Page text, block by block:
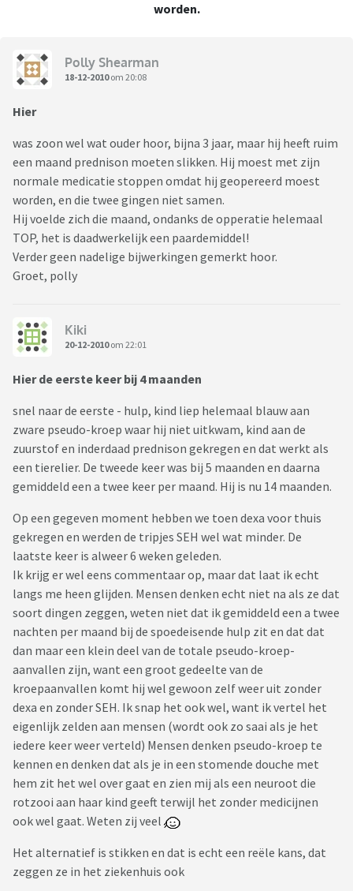
worden.
Polly Shearman
18-12-2010om 20:08
Hier
was zoon wel wat ouder hoor, bijna 3 jaar, maar hij heeft ruim
een maand prednison moeten slikken. Hij moest met zijn
normale medicatie stoppen omdat hij geopereerd moest
worden, en die twee gingen niet samen.
Hij voelde zich die maand, ondanks de opperatie helemaal
TOP, het is daadwerkelijk een paardemiddel!
Verder geen nadelige bijwerkingen gemerkt hoor.
Groet, polly
Kiki
20-12-2010om 22:01
Hier de eerste keer bij 4 maanden
snel naar de eerste - hulp, kind liep helemaal blauw aan
zware pseudo-kroep waar hij niet uitkwam, kind aan de
zuurstof en inderdaad prednison gekregen en dat werkt als
een tierelier. De tweede keer was bij 5 maanden en daarna
gemiddeld een a twee keer per maand. Hij is nu 14 maanden.
Op een gegeven moment hebben we toen dexa voor thuis
gekregen en werden de tripjes SEH wel wat minder. De
laatste keer is alweer 6 weken geleden.
Ik krijg er wel eens commentaar op, maar dat laat ik echt
langs me heen glijden. Mensen denken echt niet na als ze dat
soort dingen zeggen, weten niet dat ik gemiddeld een a twee
nachten per maand bij de spoedeisende hulp zit en dat dat
dan maar een klein deel van de totale pseudo-kroep-
aanvallen zijn, want een groot gedeelte van de
kroepaanvallen komt hij wel gewoon zelf weer uit zonder
dexa en zonder SEH. Ik snap het ook wel, want ik vertel het
eigenlijk zelden aan mensen (wordt ook zo saai als je het
iedere keer weer verteld) Mensen denken pseudo-kroep te
kennen en denken dat als je in een stomende douche met
hem zit het wel over gaat en zien mij als een neuroot die
rotzooi aan haar kind geeft terwijl het zonder medicijnen
ook wel gaat. Weten zij veel
Het alternatief is stikken en dat is echt een reële kans, dat
zeggen ze in het ziekenhuis ook